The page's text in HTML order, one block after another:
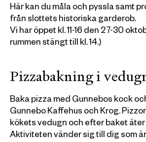
Här kan du måla och pyssla samt
från slottets historiska garderob.
Vi har öppet kl. 11-16 den 27-30
rummen stängt till kl. 14.)
Pizzabakning i
Baka pizza med Gunnebos kock
Gunnebo Kaffehus och Krog.
kökets vedugn och efter baket äter
Aktiviteten vänder sig till dig som är